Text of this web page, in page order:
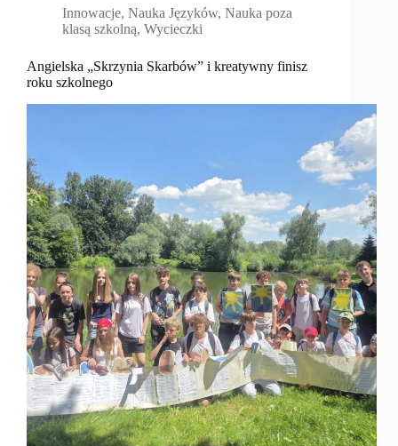
Innowacje, Nauka Języków, Nauka poza
klasą szkolną, Wycieczki
Angielska „Skrzynia Skarbów” i kreatywny finisz
roku szkolnego